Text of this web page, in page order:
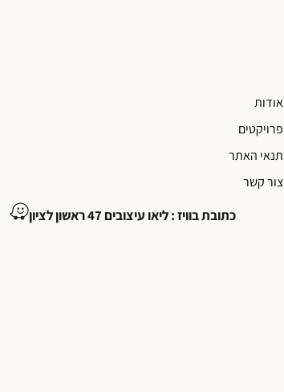
אודות
פרויקטים
תנאי האתר
צור קשר
כתובת בוויז : ליאו עיצובים 47 ראשון לציון